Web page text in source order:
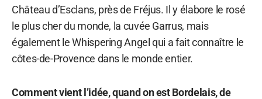
Château d’Esclans, près de Fréjus. Il y élabore le rosé
le plus cher du monde, la cuvée Garrus, mais
également le Whispering Angel qui a fait connaître le
côtes-de-Provence dans le monde entier.
Comment vient l’idée, quand on est Bordelais, de